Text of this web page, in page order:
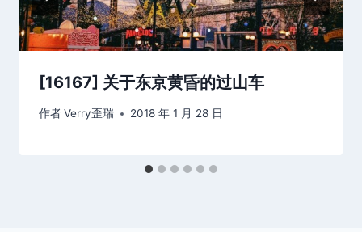
[16167] 关于东京黄昏的过山车
作者Verry歪瑞 2018 年 1 月 28 日